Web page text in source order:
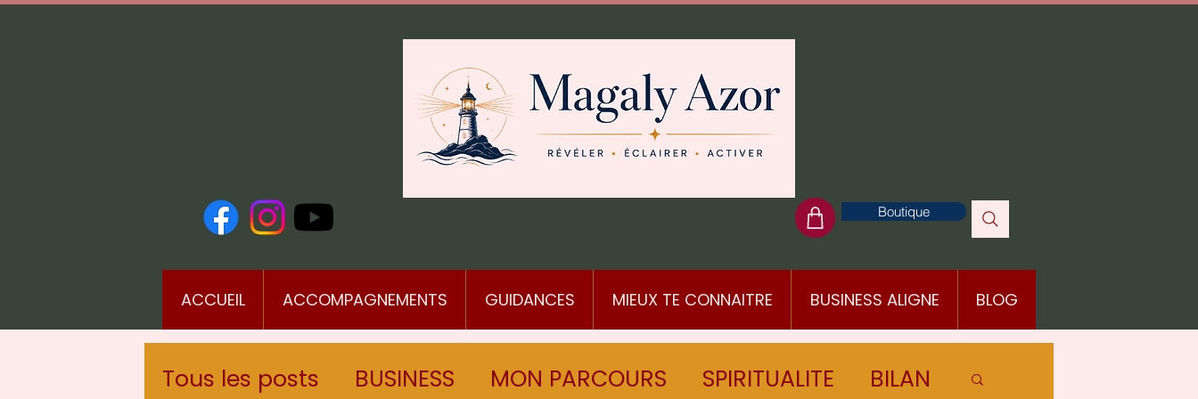
Boutique
ACCUEIL ACCOMPAGNEMENTS GUIDANCES MIEUX TE CONNAITRE BUSINESS ALIGNE BLOG
Tous les posts BUSINESS MON PARCOURS SPIRITUALITE BILAN